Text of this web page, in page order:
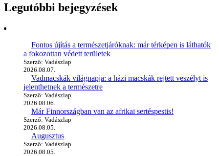
Legutóbbi bejegyzések
Fontos újítás a természetjáróknak: már térképen is láthatók
a fokozottan védett területek
Szerző: Vadászlap
2026.08.07.
Vadmacskák világnapja: a házi macskák rejtett veszélyt is
jelenthetnek a természetre
Szerző: Vadászlap
2026.08.06.
Már Finnországban van az afrikai sertéspestis!
Szerző: Vadászlap
2026.08.05.
Augusztus
Szerző: Vadászlap
2026.08.05.